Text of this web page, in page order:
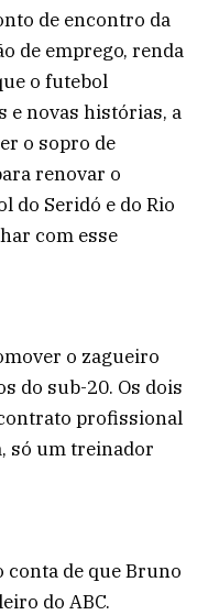
de encontro da
de emprego, renda
o futebol
e novas histórias, a
o sopro de
renovar o
do Seridó e do Rio
com esse
o zagueiro
do sub-20. Os dois
profissional
só um treinador
de que Bruno
do ABC.